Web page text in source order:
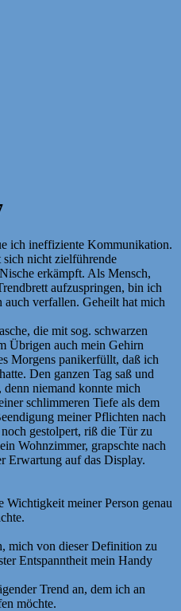
ich ineffiziente Kommunikation.
nicht zielführende
erkämpft. Als Mensch,
aufzuspringen, bin ich
verfallen. Geheilt hat mich
die mit sog. schwarzen
Übrigen auch mein Gehirn
Morgens panikerfüllt, daß ich
Den ganzen Tag saß und
niemand konnte mich
schlimmeren Tiefe als dem
meiner Pflichten nach
gestolpert, riß die Tür zu
Wohnzimmer, grapschte nach
Erwartung auf das Display.
Wichtigkeit meiner Person genau
mich von dieser Definition zu
Entspanntheit mein Handy
Trend an, dem ich an
möchte.